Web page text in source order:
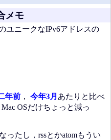
メモ
ユニークなIPv6アドレスの
年前， 今年3月 あたりと比べ
OSだけちょっと減っ
ったし，rssとかatomもうい